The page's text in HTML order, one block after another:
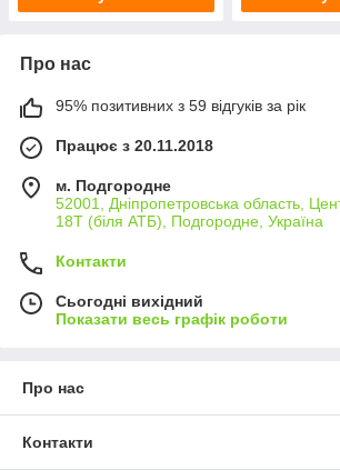
Про нас
95% позитивних з 59 відгуків за рік
Працює з 20.11.2018
м. Подгородне
52001, Дніпропетровська область,
18Т (біля АТБ), Подгородне, Україна
Контакти
Сьогодні вихідний
Показати весь графік роботи
Про нас
Контакти